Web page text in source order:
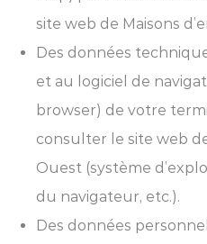
site web de Maisons
Des données
et au logiciel de
browser) de votre
consulter le site web
Ouest (système
du navigateur, etc.).
Des données